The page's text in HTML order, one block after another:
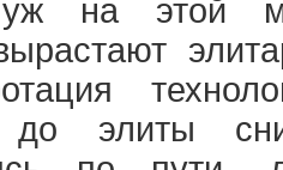
на этой
до элиты